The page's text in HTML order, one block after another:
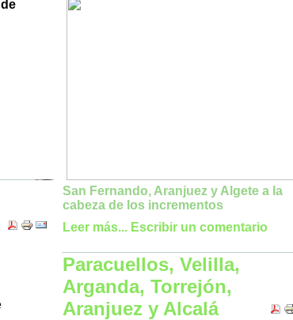
San Fernando, Aranjuez y Algete a la
cabeza de los incrementos
Leer más... Escribir un comentario
Paracuellos, Velilla,
Arganda, Torrejón,
Aranjuez y Alcalá